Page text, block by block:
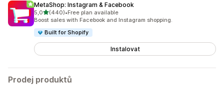
MetaShop: Instagram & Facebook
5,0z 5 hvězd
(440)
Celkový počet recenzí: 440
•Free plan available
Boost sales with Facebook and Instagram shopping.
Built for Shopify
Instalovat
Prodej produktů